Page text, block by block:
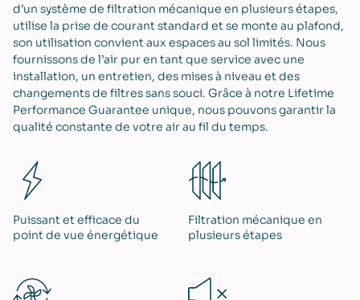
d’un système de filtration mécanique en plusieurs étapes,
utilise la prise de courant standard et se monte au plafond,
son utilisation convient aux espaces au sol limités. Nous
fournissons de l’air pur en tant que service avec une
installation, un entretien, des mises à niveau et des
changements de filtres sans souci. Grâce à notre Lifetime
Performance Guarantee unique, nous pouvons garantir la
qualité constante de votre air au fil du temps.
Puissant et efficace du
point de vue énergétique
Filtration mécanique en
plusieurs étapes